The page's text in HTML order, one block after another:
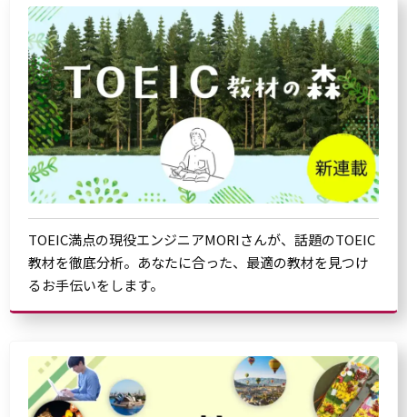
TOEIC満点の現役エンジニアMORIさんが、話題のTOEIC
教材を徹底分析。あなたに合った、最適の教材を見つけ
るお手伝いをします。